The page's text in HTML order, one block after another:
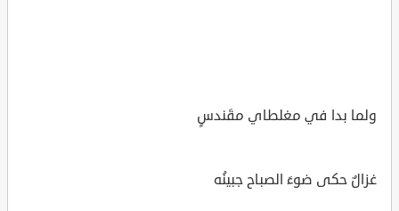
ولما بدا في مغلطاي مقَندسٍ
غزالٌ حكى ضوءَ الصباح جبينُه